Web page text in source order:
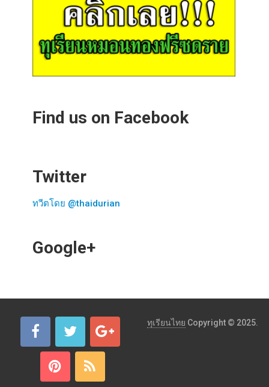
Find us on Facebook
Twitter
ทวีตโดย @thaidurian
Google+
ทุเรียนไทย Copyright © 2025.